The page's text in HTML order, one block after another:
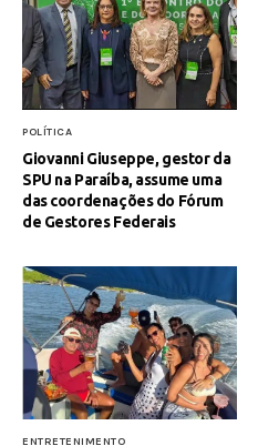
POLÍTICA
Giovanni Giuseppe, gestor da
SPU na Paraíba, assume uma
das coordenações do Fórum
de Gestores Federais
ENTRETENIMENTO